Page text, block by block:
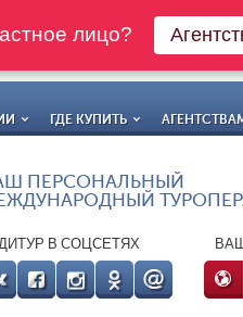
лицо?
ГДЕ КУПИТЬ
ПЕРСОНАЛЬНЫЙ
В СОЦСЕТЯХ